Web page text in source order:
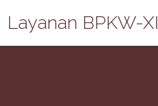
Layanan BPKW-XI